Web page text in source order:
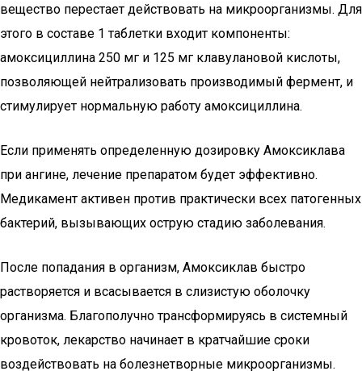
вещество перестает действовать на микроорганизмы. Для
этого в составе 1 таблетки входит компоненты:
амоксициллина 250 мг и 125 мг клавулановой кислоты,
позволяющей нейтрализовать производимый фермент, и
стимулирует нормальную работу амоксициллина.
Если применять определенную дозировку Амоксиклава
при ангине, лечение препаратом будет эффективно.
Медикамент активен против практически всех патогенных
бактерий, вызывающих острую стадию заболевания.
После попадания в организм, Амоксиклав быстро
растворяется и всасывается в слизистую оболочку
организма. Благополучно трансформируясь в системный
кровоток, лекарство начинает в кратчайшие сроки
воздействовать на болезнетворные микроорганизмы.